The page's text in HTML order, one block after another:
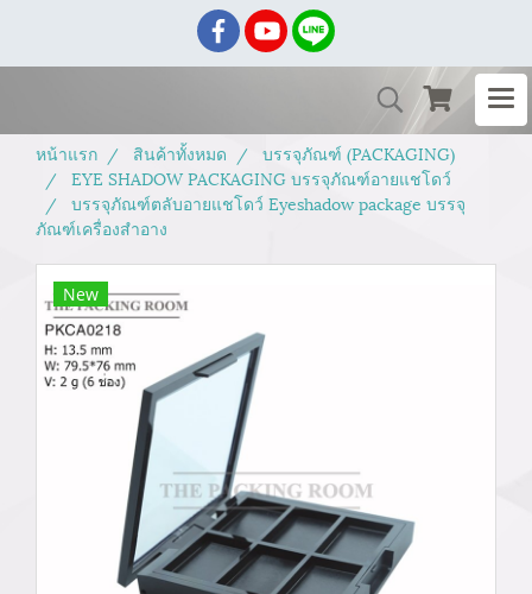
หน้าแรก สินค้าทั้งหมด
บรรจุภัณฑ์ (PACKAGING)
EYE SHADOW PACKAGING บรรจุภัณฑ์อายแชโดว์
บรรจุภัณฑ์ตลับอายแชโดว์ Eyeshadow package บรรจุ
ภัณฑ์เครื่องสำอาง
New